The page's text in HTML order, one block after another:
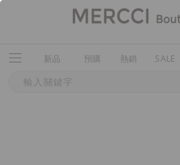
新品 預購 熱銷 SALE